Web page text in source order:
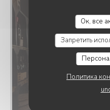
Ок, все
Запретить
Политика